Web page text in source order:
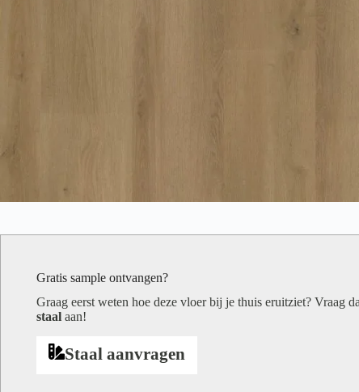
Gratis sample ontvangen?
Graag eerst weten hoe deze vloer bij je thuis eruitziet? Vraag
staal aan!
Staal aanvragen